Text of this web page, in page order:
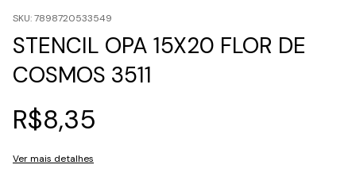
SKU:7898720533549
STENCIL OPA 15X20 FLOR DE
COSMOS 3511
R$8,35
Ver mais detalhes